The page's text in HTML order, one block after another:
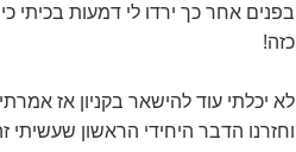
בפנים אחר כך ירדו לי דמעות בכיתי
כזה!
לא יכלתי עוד להישאר בקניון אז
וחזרנו הדבר היחידי הראשון שעשיתי